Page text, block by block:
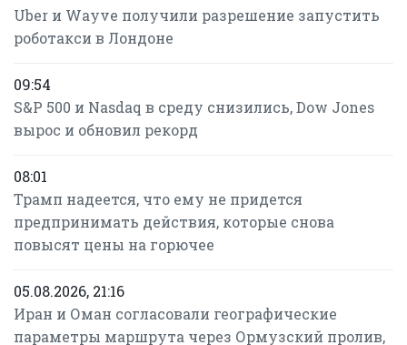
Uber и Wayve получили разрешение запустить
роботакси в Лондоне
09:54
S&P 500 и Nasdaq в среду снизились, Dow Jones
вырос и обновил рекорд
08:01
Трамп надеется, что ему не придется
предпринимать действия, которые снова
повысят цены на горючее
05.08.2026, 21:16
Иран и Оман согласовали географические
параметры маршрута через Ормузский пролив,